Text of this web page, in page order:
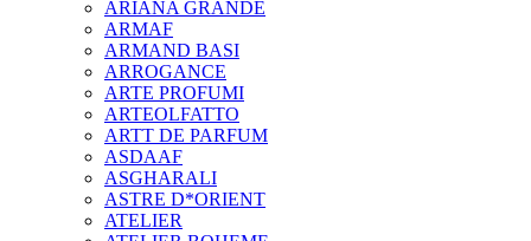
ARIANA GRANDE
ARMAF
ARMAND BASI
ARROGANCE
ARTE PROFUMI
ARTEOLFATTO
ARTT DE PARFUM
ASDAAF
ASGHARALI
ASTRE D*ORIENT
ATELIER